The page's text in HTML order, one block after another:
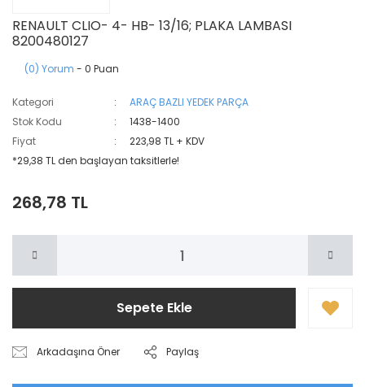
RENAULT CLIO- 4- HB- 13/16; PLAKA LAMBASI
8200480127
(0) Yorum - 0 Puan
Kategori
ARAÇ BAZLI YEDEK PARÇA
Stok Kodu
1438-1400
Fiyat
223,98 TL + KDV
*29,38 TL den başlayan taksitlerle!
268,78 TL
Sepete Ekle
Arkadaşına Öner Paylaş